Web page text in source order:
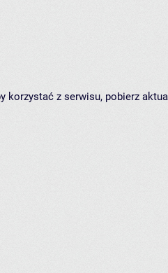
korzystać z serwisu, pobierz